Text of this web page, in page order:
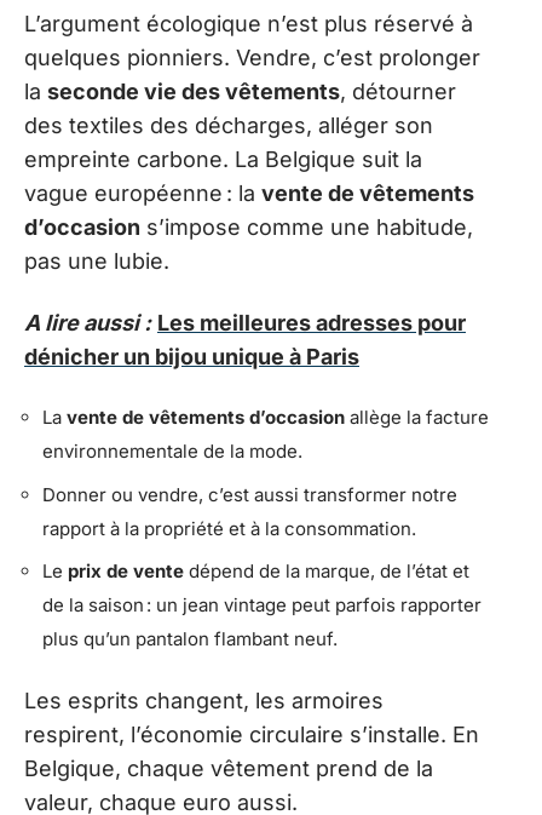
L’argument écologique n’est plus réservé à
quelques pionniers. Vendre, c’est prolonger
la seconde vie des vêtements, détourner
des textiles des décharges, alléger son
empreinte carbone. La Belgique suit la
vague européenne : la vente de vêtements
d’occasion s’impose comme une habitude,
pas une lubie.
A lire aussi : Les meilleures adresses pour
dénicher un bijou unique à Paris
La vente de vêtements d’occasion allège la facture
environnementale de la mode.
Donner ou vendre, c’est aussi transformer notre
rapport à la propriété et à la consommation.
Le prix de vente dépend de la marque, de l’état et
de la saison : un jean vintage peut parfois rapporter
plus qu’un pantalon flambant neuf.
Les esprits changent, les armoires
respirent, l’économie circulaire s’installe. En
Belgique, chaque vêtement prend de la
valeur, chaque euro aussi.